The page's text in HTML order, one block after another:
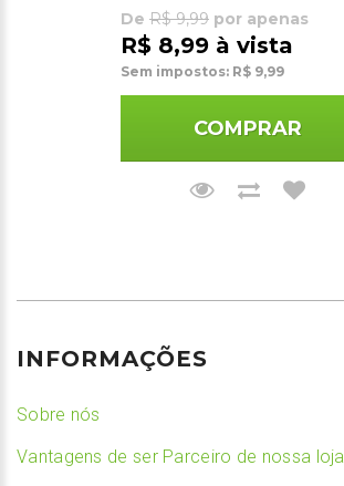
De R$ 9,99 por apenas
R$ 8,99 à vista
Sem impostos: R$ 9,99
COMPRAR
INFORMAÇÕES
Sobre nós
Vantagens de ser Parceiro de nossa loja